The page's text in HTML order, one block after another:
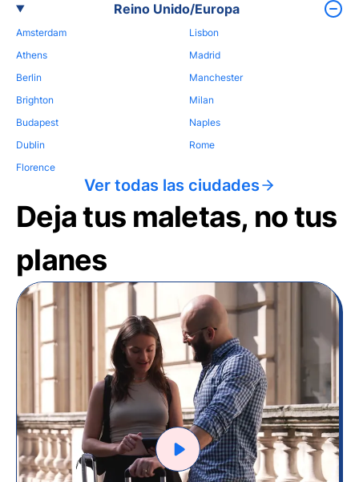
Reino Unido/Europa
Amsterdam
Athens
Berlin
Brighton
Budapest
Dublin
Florence
Lisbon
Madrid
Manchester
Milan
Naples
Rome
Ver todas las ciudades
Deja tus maletas, no tus
planes